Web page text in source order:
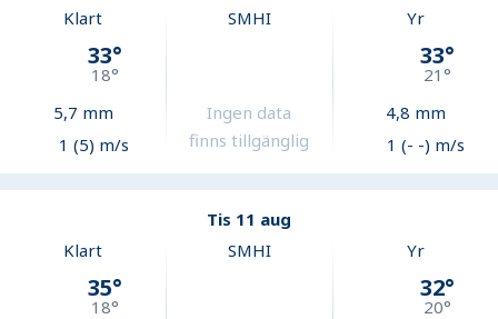
Klart
33°
18°
5,7 mm
1 (5) m/s
SMHI
Ingen data
finns tillgänglig
Yr
33°
21°
4,8 mm
1 (- -) m/s
Tis 11 aug
Klart
35°
18°
SMHI Yr
32°
20°